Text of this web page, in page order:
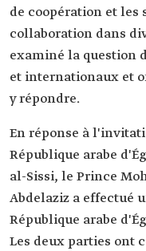
de coopération et
collaboration dans
examiné la question
et internationaux et
y répondre.
En réponse à
République arabe
al-Sissi, le Prince
Abdelaziz a effectué
République arabe
Les deux parties ont